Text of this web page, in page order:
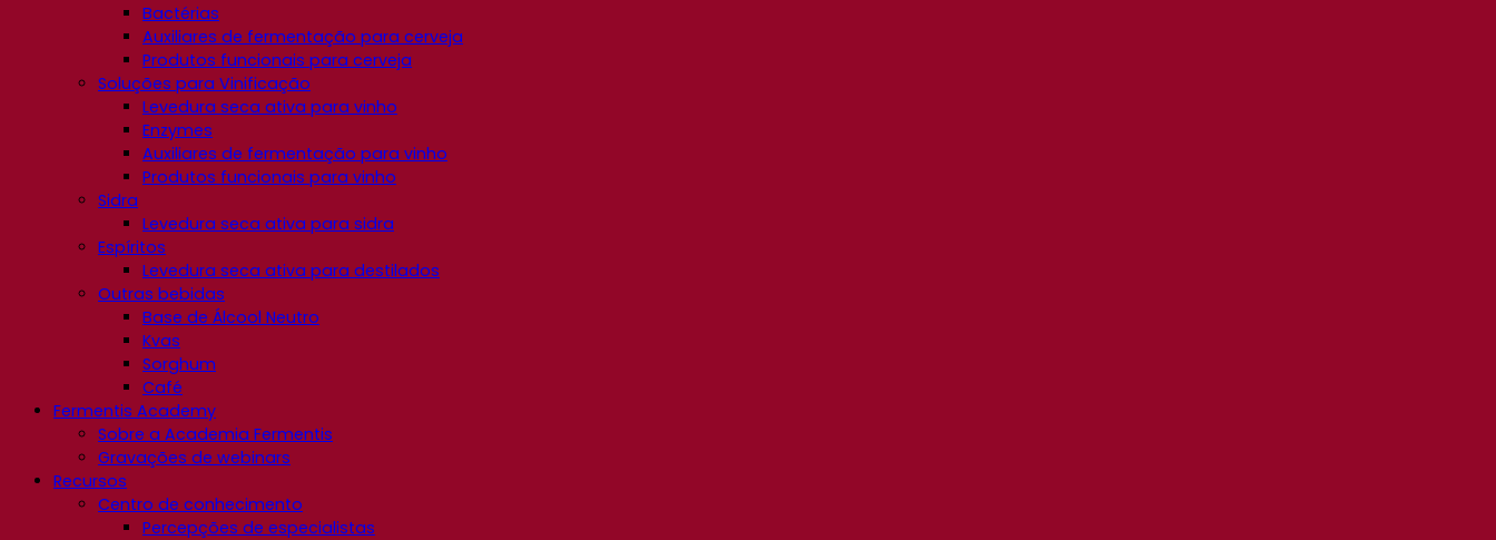
Bactérias
Auxiliares de fermentação para cerveja
Produtos funcionais para cerveja
Soluções para Vinificação
Levedura seca ativa para vinho
Enzymes
Auxiliares de fermentação para vinho
Produtos funcionais para vinho
Sidra
Levedura seca ativa para sidra
Espíritos
Levedura seca ativa para destilados
Outras bebidas
Base de Álcool Neutro
Kvas
Sorghum
Café
Fermentis Academy
Sobre a Academia Fermentis
Gravações de webinars
Recursos
Centro de conhecimento
Percepções de especialistas